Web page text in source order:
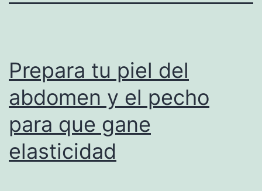
Prepara tu piel del
abdomen y el pecho
para que gane
elasticidad